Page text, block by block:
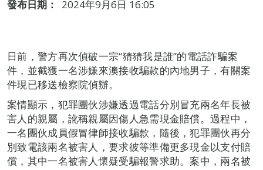
發布日期：
2024年9月6日 16:05
日前，警方再次偵破一宗“猜猜我是誰”的電話詐騙案
件，並截獲一名涉嫌來澳接收騙款的內地男子，有關案
件現已移送檢察院偵辦。
案情顯示，犯罪團伙涉嫌透過電話分別冒充兩名年長被
害人的親屬，訛稱親屬因傷人急需現金賠償。過程中，
一名團伙成員假冒律師接收騙款，隨後，犯罪團伙再分
別致電該兩名被害人，要求彼等準備更多現金以支付賠
償，其中一名被害人懷疑受騙報警求助。案中，兩名被